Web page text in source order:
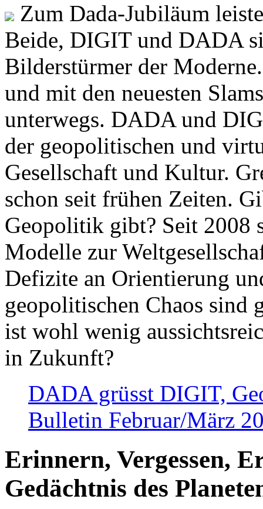
Zum Dada-Jubiläum
Beide, DIGIT und DADA
Bilderstürmer der
und mit den neuesten
unterwegs. DADA und
der geopolitischen und
Gesellschaft und Kultur.
schon seit frühen Zeiten.
Geopolitik gibt? Seit 2008
Modelle zur
Defizite an Orientierung
geopolitischen Chaos sind
ist wohl wenig
in Zukunft?
DADA grüsst DIGIT,
Bulletin Februar/März
Erinnern, Vergessen,
Gedächtnis des